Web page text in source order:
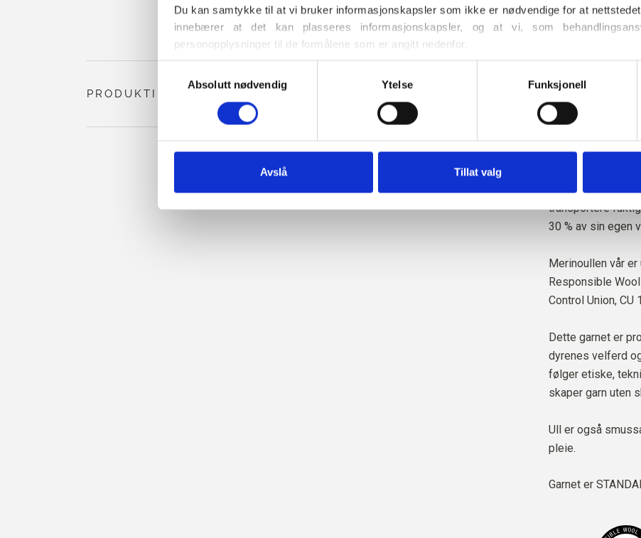
Du kan samtykke til at vi bruker informasjonskapsler som ikke er nødvendige for at
innebærer at det kan plasseres informasjonskapsler, og at vi, som
personopplysninger til de formålene som er angitt nedenfor.
Du kan når som helst endre eller trekke tilbake ditt samtykke via vår retningslinjer for
også finner informasjon om hvordan du blokkerer og sletter informasjonskapsler.
Absolutt nødvendig Ytelse Funksjonell
Avslå Tillat valg
Merinoullen vår
Patagonia, der
spores direkte
denne måten vet
varm i kaldt vær,
huden holdes
transportere
30 % av sin egen
Merinoullen vår
Responsible
Control Union, CU
Dette garnet er
dyrenes velferd
følger etiske,
skaper garn uten
Ull er også
pleie.
Garnet er
PRODUKTINFORMASJON